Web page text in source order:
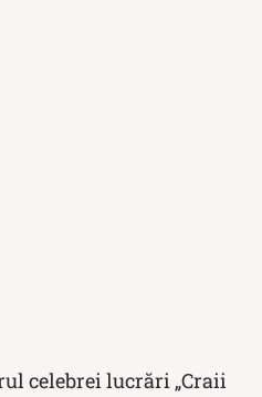
celebrei lucrări „Craii